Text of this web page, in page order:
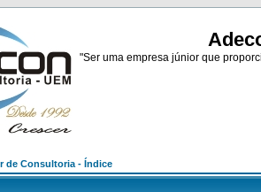
"Ser uma empresa júnior que
de Consultoria - Índice